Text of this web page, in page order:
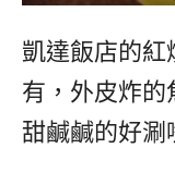
凱達飯店的紅
有，外皮炸的
甜鹹鹹的好涮